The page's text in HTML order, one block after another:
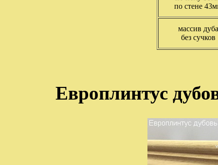
по стене
массив дуба
без сучков
Европлинтус